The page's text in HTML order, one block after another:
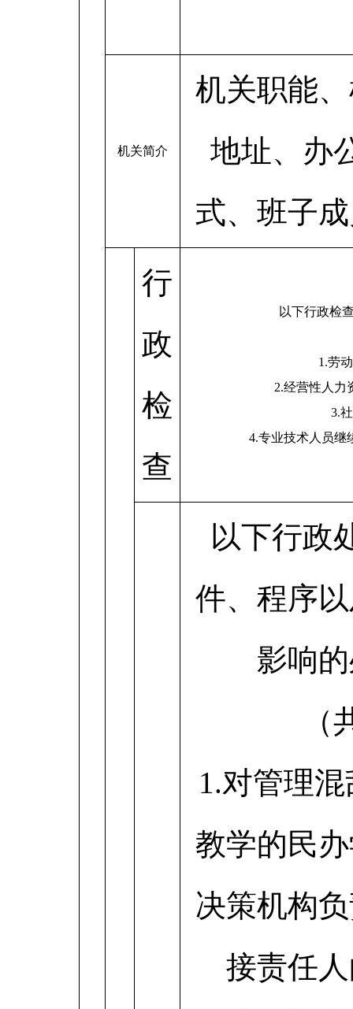
机关简介
机关职能
地址、办
式、班子
行
政
检
查
以下行政检
1.劳
2.经营性人力
3.
4.专业技术人员继
以下行政
件、程序
影响
（
1.对管理
教学的民
决策机构
接责任